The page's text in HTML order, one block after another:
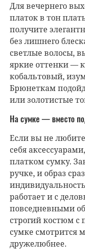
Для вечернего
платок в тон
получите
без лишнего
светлые волосы,
яркие оттенки —
кобальтовый,
Брюнеткам
или золотистые
На сумке — вместо
Если вы не
себя
платком сумку.
ручке, и образ
работает и с
повседневными
строгий костюм с
сумке смотрится
дружелюбнее.